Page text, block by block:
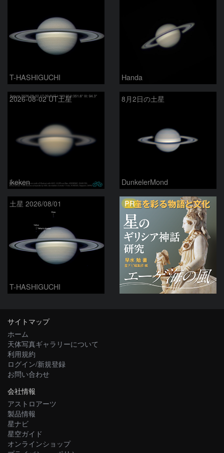
T-HASHIGUCHI Handa
2026-08-02 UT土星
ikeken
8月2日の土星
DunkelerMond
土星 2026/08/01
T-HASHIGUCHI
PR
サイトマップ
ホーム
天体写真ギャラリーについて
利用規約
ログイン/新規登録
お問い合わせ
会社情報
アストロアーツ
製品情報
星ナビ
星空ガイド
オンラインショップ